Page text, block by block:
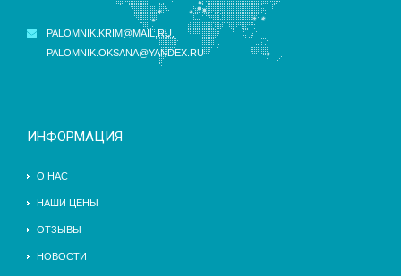
PALOMNIK.KRIM@MAIL.RU
PALOMNIK.OKSANA@YANDEX.RU
ИНФОРМАЦИЯ
О НАС
НАШИ ЦЕНЫ
ОТЗЫВЫ
НОВОСТИ